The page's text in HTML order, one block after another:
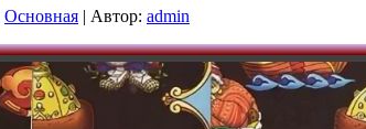
Основная Автор: admin